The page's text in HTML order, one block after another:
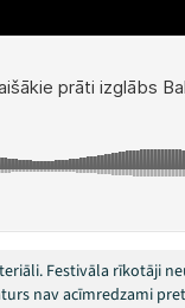
Festivāla rīkotāji
nav acīmredzami